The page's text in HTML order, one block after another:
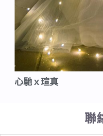
心馳ｘ瑄真
聯